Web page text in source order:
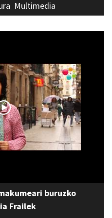
Multimedia
buruzko
Frailek